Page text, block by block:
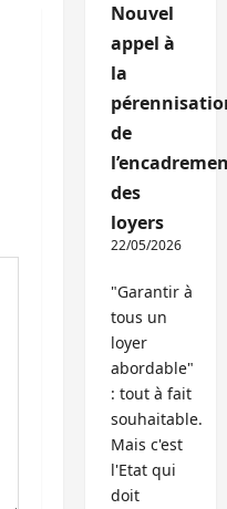
Nouvel
appel à
la
de
des
loyers
22/05/2026
"Garantir à
tous un
loyer
abordable"
: tout à fait
souhaitable.
Mais c'est
l'Etat qui
doit